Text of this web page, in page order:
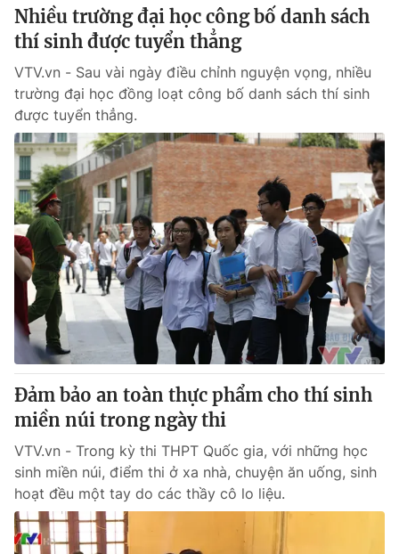
Nhiều trường đại học công bố danh sách
thí sinh được tuyển thẳng
VTV.vn - Sau vài ngày điều chỉnh nguyện vọng, nhiều
trường đại học đồng loạt công bố danh sách thí sinh
được tuyển thẳng.
Đảm bảo an toàn thực phẩm cho thí sinh
miền núi trong ngày thi
VTV.vn - Trong kỳ thi THPT Quốc gia, với những học
sinh miền núi, điểm thi ở xa nhà, chuyện ăn uống, sinh
hoạt đều một tay do các thầy cô lo liệu.